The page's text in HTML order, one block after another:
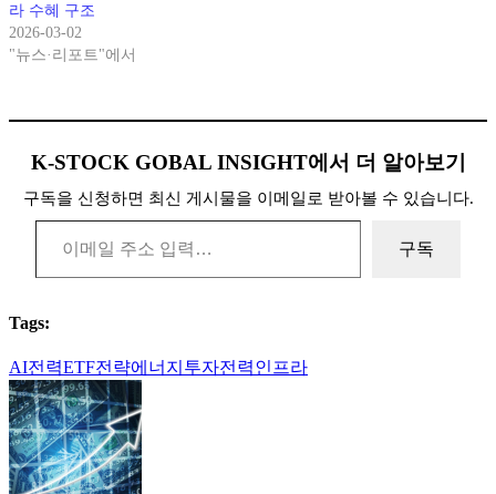
라 수혜 구조
2026-03-02
"뉴스·리포트"에서
K-STOCK GOBAL INSIGHT에서 더 알아보기
구독을 신청하면 최신 게시물을 이메일로 받아볼 수 있습니다.
이메일 주소 입력…
구독
Tags:
AI전력ETF전략에너지투자전력인프라